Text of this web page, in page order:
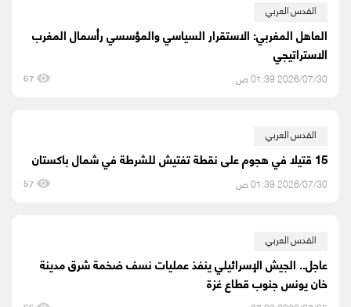
القدس العربي
العاهل المغربي: الاستقرار السياسي والمؤسسي رأسمال المغرب
الاستراتيجي
2026/07/30 01:39 ص 67
القدس العربي
15 قتيلا في هجوم على نقطة تفتيش للشرطة في شمال باكستان
2026/07/30 01:39 ص 57
القدس العربي
عاجل.. الجيش الإسرائيلي ينفذ عمليات نسف ضخمة شرق مدينة
خان يونس جنوب قطاع غزة